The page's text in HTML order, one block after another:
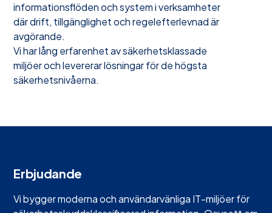
informationsflöden och system i verksamheter
där drift, tillgänglighet och regelefterlevnad är
avgörande.
Vi har lång erfarenhet av säkerhetsklassade
miljöer och levererar lösningar för de högsta
säkerhetsnivåerna.
Erbjudande
Vi bygger moderna och användarvänliga IT-miljöer för